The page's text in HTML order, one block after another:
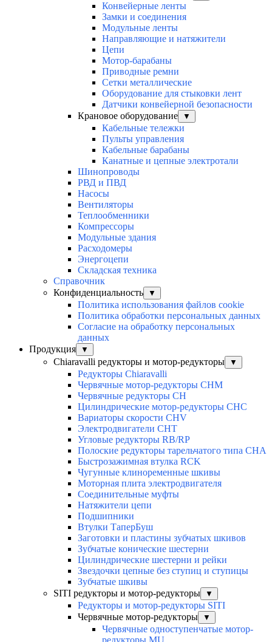
Конвейерные ленты
Замки и соединения
Модульные ленты
Направляющие и натяжители
Цепи
Мотор-барабаны
Приводные ремни
Сетки металлические
Оборудование для стыковки лент
Датчики конвейерной безопасности
Крановое оборудование
▼
Кабельные тележки
Пульты управления
Кабельные барабаны
Канатные и цепные электротали
Шинопроводы
РВД и ПВД
Насосы
Вентиляторы
Теплообменники
Компрессоры
Модульные здания
Расходомеры
Энергоцепи
Складская техника
Справочник
Конфиденциальность
▼
Политика использования файлов cookie
Политика обработки персональных данных
Согласие на обработку персональных
данных
Продукция
▼
Chiaravalli редукторы и мотор-редукторы ▼
Редукторы Chiaravalli
Червячные мотор-редукторы CHM
Червячные редукторы CH
Цилиндрические мотор-редукторы CHC
Вариаторы скорости CHV
Электродвигатели CHT
Угловые редукторы RB/RP
Полоские редукторы тарельчатого типа CHA
Быстрозажимная втулка RCK
Чугунные клиноременные шкивы
Моторная плита электродвигателя
Соединительные муфты
Натяжители цепи
Подшипники
Втулки ТаперБуш
Заготовки и пластины зубчатых шкивов
Зубчатые конические шестерни
Цилиндрические шестерни и рейки
Звездочки цепные без ступиц и ступицы
Зубчатые шкивы
SITI редукторы и мотор-редукторы
▼
Редукторы и мотор-редукторы SITI
Червячные мотор-редукторы
▼
Червячные одноступенчатые мотор-